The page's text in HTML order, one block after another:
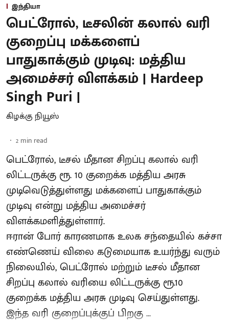
இந்தியா
பெட்ரோல், டீசலின் கலால் வரி
குறைப்பு மக்களைப்
பாதுகாக்கும் முடிவு: மத்திய
அமைச்சர் விளக்கம் | Hardeep
Singh Puri |
கிழக்கு நியூஸ்
2 min read
பெட்ரோல், டீசல் மீதான சிறப்பு கலால் வரி
லிட்டருக்கு ரூ. 10 குறைக்க மத்திய அரசு
முடிவெடுத்துள்ளது மக்களைப் பாதுகாக்கும்
முடிவு என்று மத்திய அமைச்சர்
விளக்கமளித்துள்ளார்.
ஈரான் போர் காரணமாக உலக சந்தையில் கச்சா
எண்ணெய் விலை கடுமையாக உயர்ந்து வரும்
நிலையில், பெட்ரோல் மற்றும் டீசல் மீதான
சிறப்பு கலால் வரியை லிட்டருக்கு ரூ.10
குறைக்க மத்திய அரசு முடிவு செய்துள்ளது.
இந்த வரி குறைப்புக்குப் பிறகு ...